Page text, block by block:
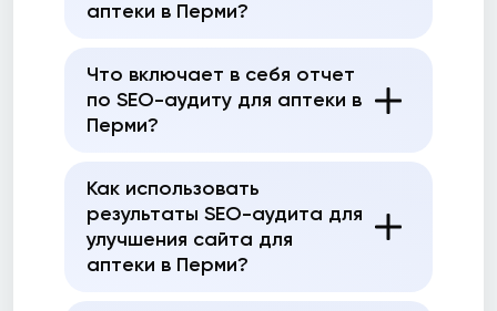
аптеки в Перми?
Что включает в себя отчет
по SEO-аудиту для аптеки в
Перми?
Как использовать
результаты SEO-аудита для
улучшения сайта для
аптеки в Перми?